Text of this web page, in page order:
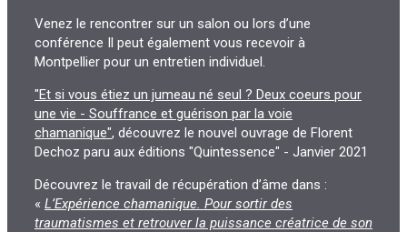
Venez le rencontrer sur un salon ou lors d’une
conférence Il peut également vous recevoir à
Montpellier pour un entretien individuel.
"Et si vous étiez un jumeau né seul ? Deux coeurs pour
une vie - Souffrance et guérison par la voie
chamanique", découvrez le nouvel ouvrage de Florent
Dechoz paru aux éditions "Quintessence" - Janvier 2021
Découvrez le travail de récupération d’âme dans :
« L’Expérience chamanique. Pour sortir des
traumatismes et retrouver la puissance créatrice de son